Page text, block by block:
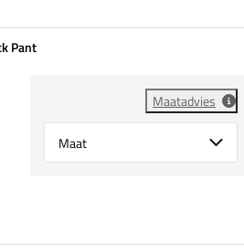
Pant
Maatadvies
Select {option} for {name}